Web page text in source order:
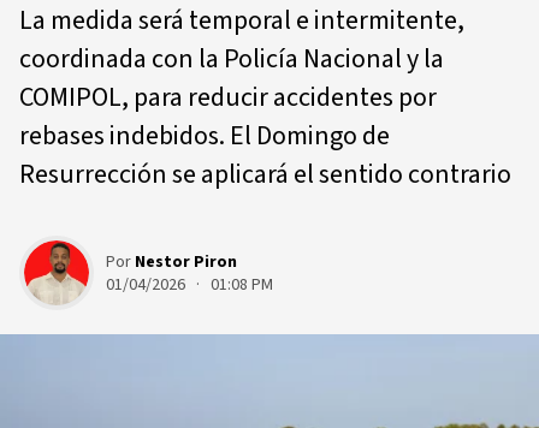
La medida será temporal e intermitente,
coordinada con la Policía Nacional y la
COMIPOL, para reducir accidentes por
rebases indebidos. El Domingo de
Resurrección se aplicará el sentido contrario
Por Nestor Piron
01/04/2026 · 01:08 PM